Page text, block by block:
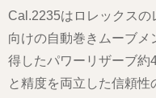
Cal.2235はロレックス
向けの自動巻きムーブメ
得したパワーリザーブ約
と精度を両立した信頼